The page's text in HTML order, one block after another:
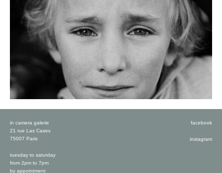
in camera galerie
21 rue Las Cases
75007 Paris
tuesday to saturday
from 2pm to 7pm
by appointment
facebook
instagram